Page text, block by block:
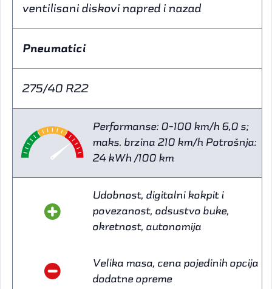
ventilisani diskovi napred i nazad
Pneumatici
275/40 R22
Performanse: 0-100 km/h 6,0 s;
maks. brzina 210 km/h Potrošnja:
24 kWh /100 km
Udobnost, digitalni kokpit i
povezanost, odsustvo buke,
okretnost, autonomija
Velika masa, cena pojedinih opcija
dodatne opreme